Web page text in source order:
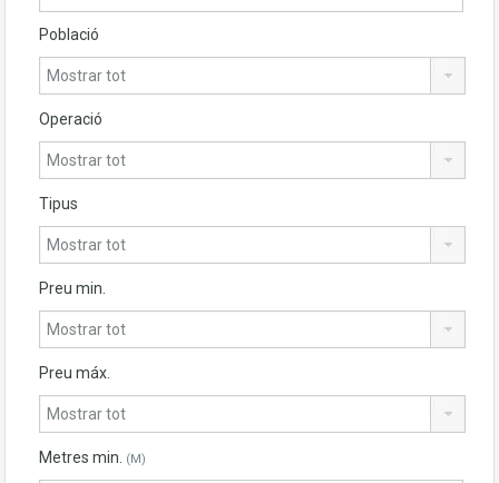
Població
Operació
Tipus
Preu min.
Preu máx.
Metres min. (M)